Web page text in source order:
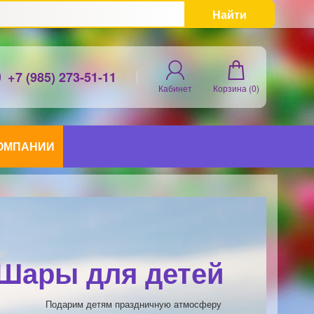
Найти
+7 (985) 273-51-11
Кабинет Корзина (0)